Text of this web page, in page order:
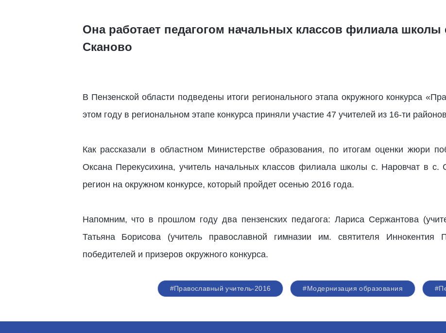
Она работает педагогом начальных классов филиала школы
Сканово
В Пензенской области подведены итоги регионального этапа окружного конкурса
этом году в региональном этапе конкурса приняли участие 47 учителей из 16-ти
Как рассказали в областном Министерстве образования, по итогам оценки жюри
Оксана Перекусихина, учитель начальных классов филиала школы с. Наровчат в с.
регион на окружном конкурсе, который пройдет осенью 2016 года.
Напомним, что в прошлом году два пензенских педагога: Лариса Сержантова
Татьяна Борисова (учитель православной гимназии им. святителя Иннокентия
победителей и призеров окружного конкурса.
#Православный учитель-2016 #Модернизация образования